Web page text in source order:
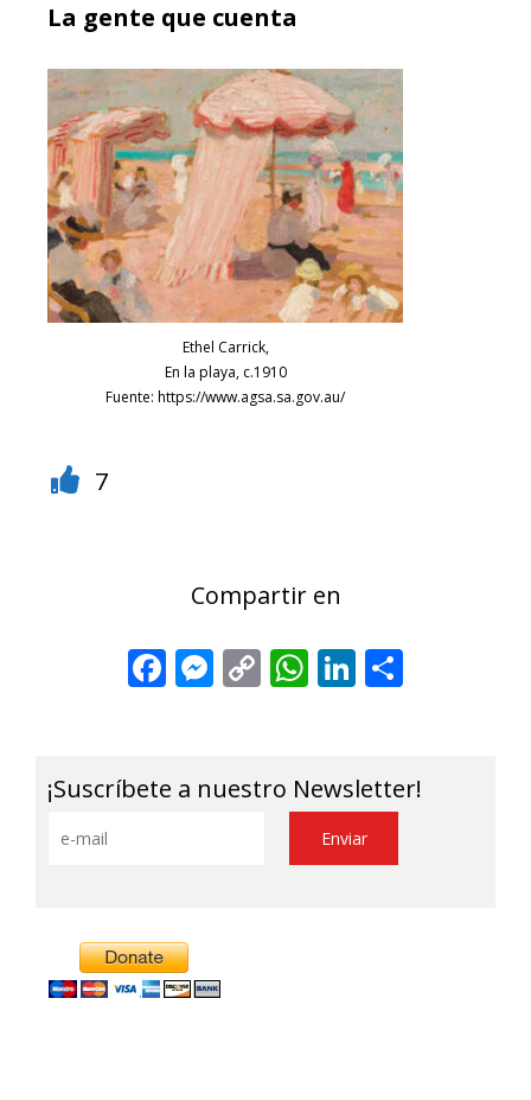
La gente que cuenta
Ethel Carrick,
En la playa, c.1910
Fuente: https://www.agsa.sa.gov.au/
7
Compartir en
Facebook
Messenger
CopyWhatsApp
LinkedIn
¡Suscríbete a nuestro Newsletter!